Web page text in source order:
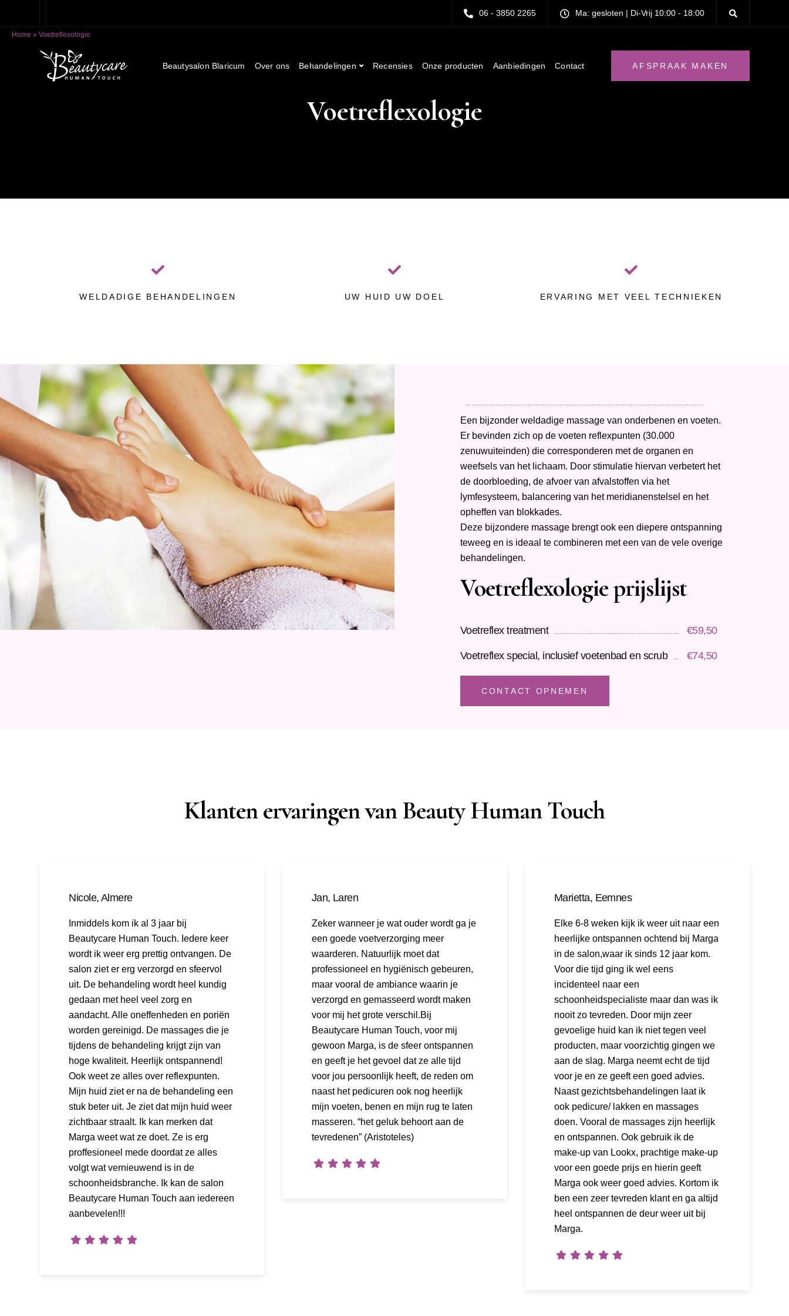
06 - 3850 2265 Ma: gesloten | Di-Vrij 10:00 - 18:00
Home » Voetreflexologie
Beautysalon Blaricum Over ons Behandelingen Recensies Onze producten Aanbiedingen Contact AFSPRAAK MAKEN
Voetreflexologie
WELDADIGE BEHANDELINGEN UW HUID UW DOEL ERVARING MET VEEL TECHNIEKEN
Een bijzonder weldadige massage van onderbenen en voeten.
Er bevinden zich op de voeten reflexpunten (30.000
zenuwuiteinden) die corresponderen met de organen en
weefsels van het lichaam. Door stimulatie hiervan verbetert het
de doorbloeding, de afvoer van afvalstoffen via het
lymfesysteem, balancering van het meridianenstelsel en het
opheffen van blokkades.
Deze bijzondere massage brengt ook een diepere ontspanning
teweeg en is ideaal te combineren met een van de vele overige
behandelingen.
Voetreflexologie prijslijst
Voetreflex treatment €59,50
Voetreflex special, inclusief voetenbad en scrub €74,50
CONTACT OPNEMEN
Klanten ervaringen van Beauty Human Touch
Nicole, Almere
Inmiddels kom ik al 3 jaar bij
Beautycare Human Touch. Iedere keer
wordt ik weer erg prettig ontvangen. De
salon ziet er erg verzorgd en sfeervol
uit. De behandeling wordt heel kundig
gedaan met heel veel zorg en
aandacht. Alle oneffenheden en poriën
worden gereinigd. De massages die je
tijdens de behandeling krijgt zijn van
hoge kwaliteit. Heerlijk ontspannend!
Ook weet ze alles over reflexpunten.
Mijn huid ziet er na de behandeling een
stuk beter uit. Je ziet dat mijn huid weer
zichtbaar straalt. Ik kan merken dat
Marga weet wat ze doet. Ze is erg
proffesioneel mede doordat ze alles
volgt wat vernieuwend is in de
schoonheidsbranche. Ik kan de salon
Beautycare Human Touch aan iedereen
aanbevelen!!!
Jan, Laren
Zeker wanneer je wat ouder wordt ga je
een goede voetverzorging meer
waarderen. Natuurlijk moet dat
professioneel en hygiënisch gebeuren,
maar vooral de ambiance waarin je
verzorgd en gemasseerd wordt maken
voor mij het grote verschil.Bij
Beautycare Human Touch, voor mij
gewoon Marga, is de sfeer ontspannen
en geeft je het gevoel dat ze alle tijd
voor jou persoonlijk heeft, de reden om
naast het pedicuren ook nog heerlijk
mijn voeten, benen en mijn rug te laten
masseren. “het geluk behoort aan de
tevredenen” (Aristoteles)
Marietta, Eemnes
Elke 6-8 weken kijk ik weer uit naar een
heerlijke ontspannen ochtend bij Marga
in de salon,waar ik sinds 12 jaar kom.
Voor die tijd ging ik wel eens
incidenteel naar een
schoonheidspecialiste maar dan was ik
nooit zo tevreden. Door mijn zeer
gevoelige huid kan ik niet tegen veel
producten, maar voorzichtig gingen we
aan de slag. Marga neemt echt de tijd
voor je en ze geeft een goed advies.
Naast gezichtsbehandelingen laat ik
ook pedicure/ lakken en massages
doen. Vooral de massages zijn heerlijk
en ontspannen. Ook gebruik ik de
make-up van Lookx, prachtige make-up
voor een goede prijs en hierin geeft
Marga ook weer goed advies. Kortom ik
ben een zeer tevreden klant en ga altijd
heel ontspannen de deur weer uit bij
Marga.